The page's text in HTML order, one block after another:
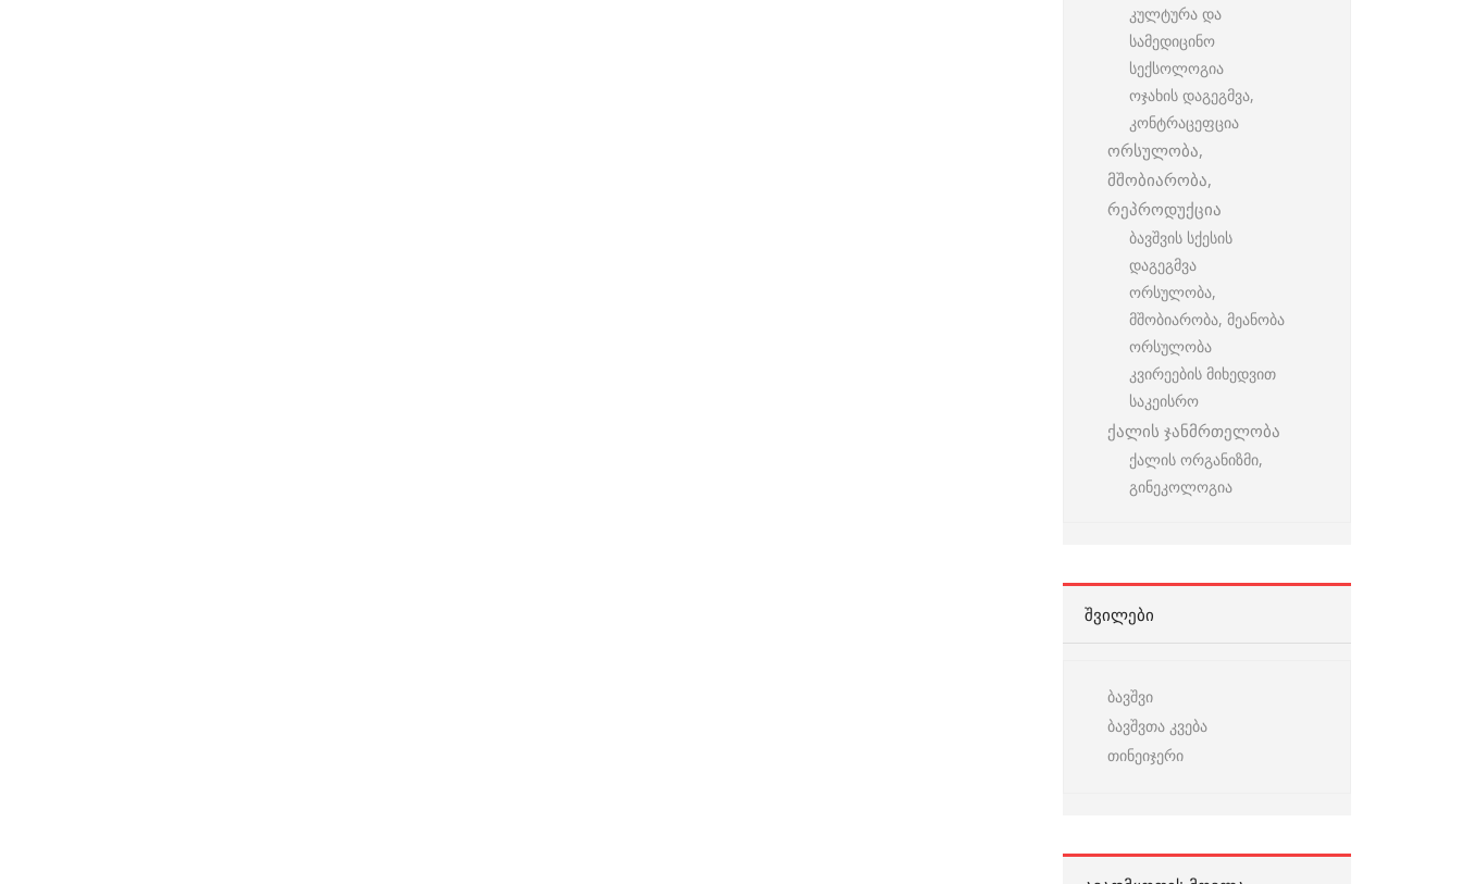
კულტურა და
სამედიცინო
სექსოლოგია
ოჯახის დაგეგმვა,
კონტრაცეფცია
ორსულობა,
მშობიარობა,
რეპროდუქცია
ბავშვის სქესის
დაგეგმვა
ორსულობა,
მშობიარობა, მეანობა
ორსულობა
კვირეების მიხედვით
საკეისრო
ქალის ჯანმრთელობა
ქალის ორგანიზმი,
გინეკოლოგია
ᲨᲕᲘᲚᲔᲑᲘ
ბავშვი
ბავშვთა კვება
თინეიჯერი